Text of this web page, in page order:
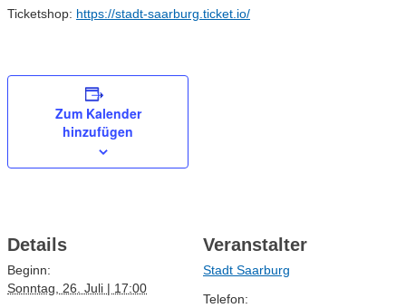
Ticketshop: https://stadt-saarburg.ticket.io/
Zum Kalender
hinzufügen
Details
Beginn:
Sonntag, 26. Juli | 17:00
Veranstalter
Stadt Saarburg
Telefon: